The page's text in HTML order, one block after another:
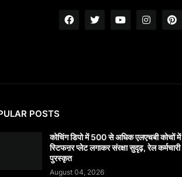
POSTS
कोचिंग डिपो में 500 से अधिक एलएचबी कोचों में
स्टिफऩर प्लेट लगाकर संरक्षा सुदृढ़, रेल कर्मचारी
पुरस्कृत
August 04, 2026